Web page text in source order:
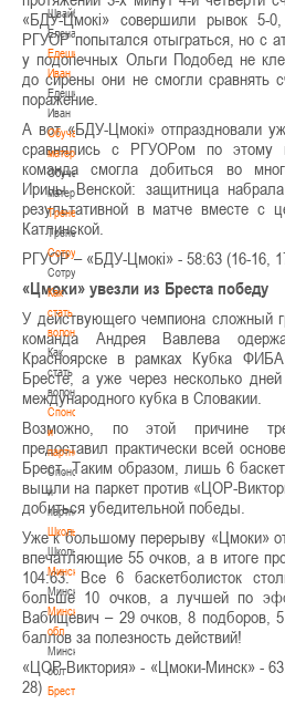
Швайбович
Елена
Едешко
Иван
Едешко
Иван
Обучающие
материалы
Обучающие
материалы
Тренерам
Тренерам
Сотрудничество
Сотрудничество
Как
стать
волонтером
Как
стать
волонтером
Спонсоры
и
партнеры
Спонсоры
и
партнеры
Школы
Школы
Минск
Минск
Минская
обл
Минская
обл
Брестская
«БДУ-Цмокi» совершили рывок 5-
РГУОР попытался отыграться, но с
у подопечных Ольги Подобед не
до сирены они не смогли сравнять
поражение.
А вот «БДУ-Цмокi» отпраздновали
сравнялись с РГУОРом по этому
команда смогла добиться во
Ирины Венской: защитница
результативной в матче вместе с
Катлинской.
РГУОР – «БДУ-Цмокi» - 58:63 (16-16,
«Цмоки» увезли из Бреста победу
У действующего чемпиона сложный
команда Андрея Вавлева
Красноярске в рамках Кубка
Бресте, а уже через несколько
международного кубка в Словакии.
Возможно, по этой причине
предоставил практически всей
Брест. Таким образом, лишь 6
вышли на паркет против «ЦОР-
добиться убедительной победы.
Уже к большому перерыву «Цмоки»
впечатляющие 55 очков, а в итоге
104:63. Все 6 баскетболисток
больше 10 очков, а лучшей по
Вабищевич – 29 очков, 8 подборов,
баллов за полезность действий!
«ЦОР-Виктория» - «Цмоки-Минск» -
28)